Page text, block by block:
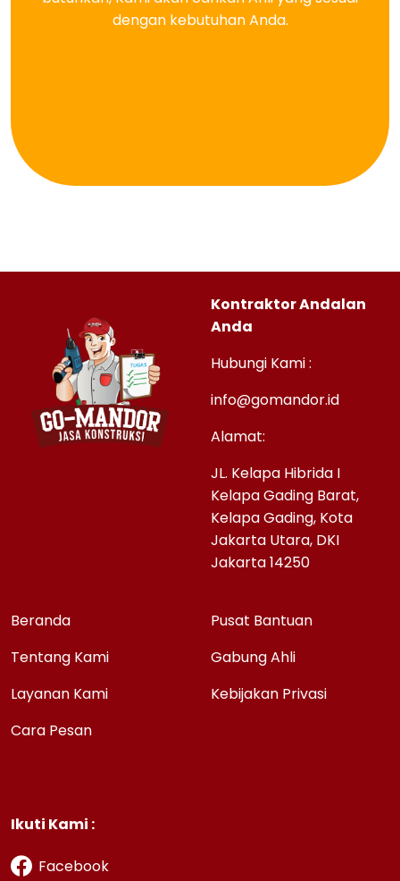
dengan kebutuhan Anda.
Kontraktor Andalan
Anda
Hubungi Kami :
info@gomandor.id
Alamat:
JL. Kelapa Hibrida I
Kelapa Gading Barat,
Kelapa Gading, Kota
Jakarta Utara, DKI
Jakarta 14250
Beranda
Tentang Kami
Layanan Kami
Cara Pesan
Pusat Bantuan
Gabung Ahli
Kebijakan Privasi
Ikuti Kami :
Facebook